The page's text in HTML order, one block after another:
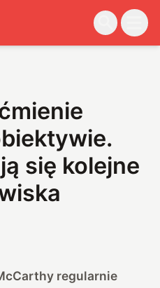
się kolejne
regularnie